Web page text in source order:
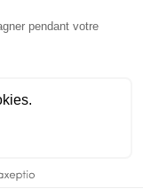
pendant votre